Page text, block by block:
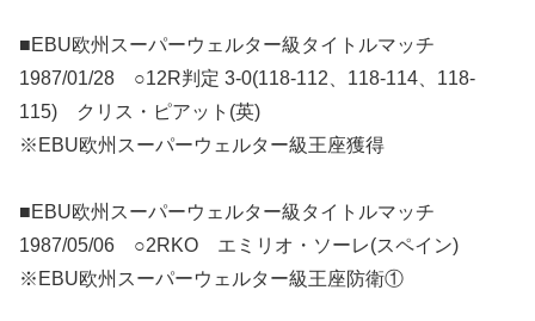
■EBU欧州スーパーウェルター級タイトルマッチ
1987/01/28 ○12R判定 3-0(118-112、118-114、118-
115) クリス・ピアット(英)
※EBU欧州スーパーウェルター級王座獲得
■EBU欧州スーパーウェルター級タイトルマッチ
1987/05/06 ○2RKO エミリオ・ソーレ(スペイン)
※EBU欧州スーパーウェルター級王座防衛①